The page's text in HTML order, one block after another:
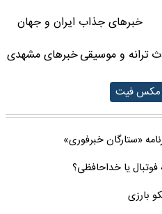
خبرهای جذاب ایران و جهان
ترانه و موسیقیخبرهای مشهدی
مکس فیت
«ستارگان خبرفوری»
فوتبال یا خداحافظی؟
بارزی